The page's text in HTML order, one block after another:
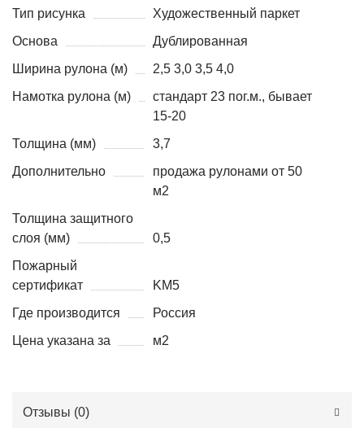
Тип рисунка
Художественный паркет
Основа
Дублированная
Ширина рулона (м)
2,5 3,0 3,5 4,0
Намотка рулона (м)
стандарт 23 пог.м., бывает
15-20
Толщина (мм)
3,7
Дополнительно
продажа рулонами от 50
м2
Толщина защитного
слоя (мм)
0,5
Пожарный
сертификат
KM5
Где производится
Россия
Цена указана за
м2
Отзывы (0)